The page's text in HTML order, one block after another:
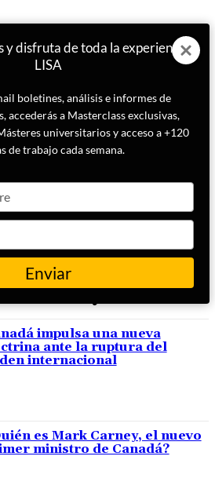
ETIQUETA
Carney
impulsa una nueva
ante la ruptura del
internacional
es Mark Carney, el nuevo
ministro de Canadá?
y disfruta de toda la experiencia
LISA
boletines, análisis e informes de
accederás a Masterclass exclusivas,
universitarios y acceso a +120
de trabajo cada semana.
Enviar